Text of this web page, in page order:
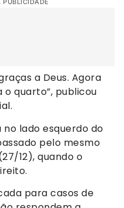
a Deus. Agora
quarto”, publicou
lado esquerdo do
pelo mesmo
12), quando o
para casos de